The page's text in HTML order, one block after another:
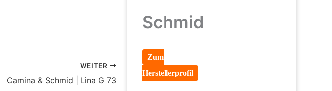
WEITER
Camina & Schmid | Lina G 73
Schmid
Zum
Herstellerprofil